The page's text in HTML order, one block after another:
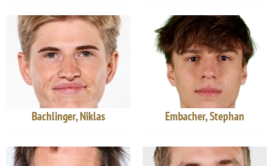
Bachlinger, Niklas Embacher, Stephan